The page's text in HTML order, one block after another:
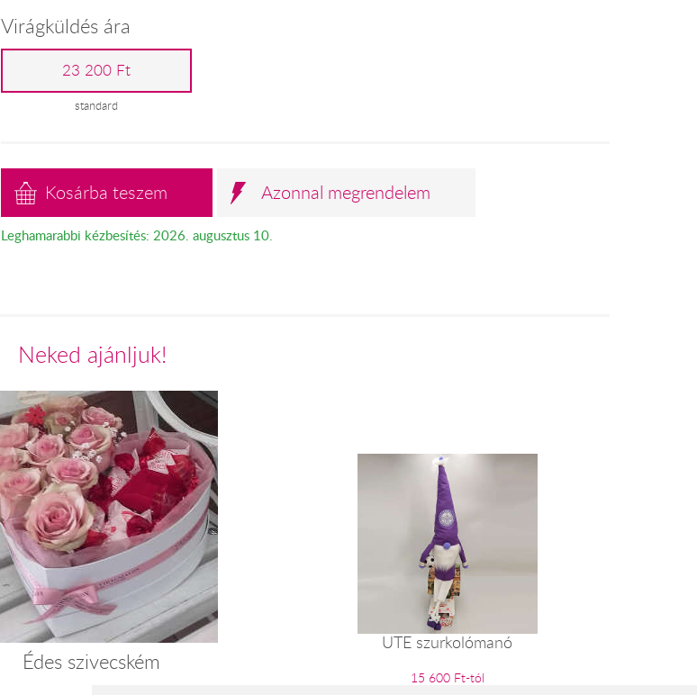
Virágküldés ára
23 200 Ft
standard
Kosárba teszem Azonnal megrendelem
Leghamarabbi kézbesítés: 2026. augusztus 10.
Neked ajánljuk!
Édes szivecském
UTE szurkolómanó
15 600 Ft-tól